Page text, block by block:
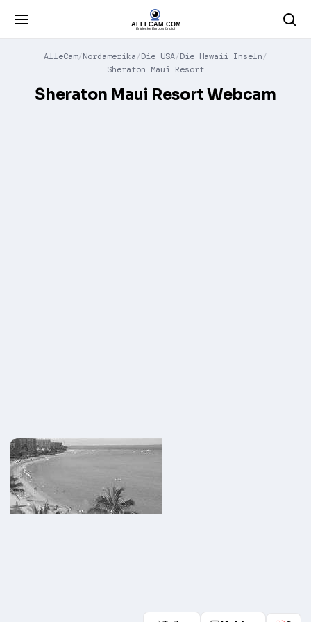
AlleCam Nordamerika Die USA Die Hawaii-Inseln
Sheraton Maui Resort
Sheraton Maui Resort Webcam